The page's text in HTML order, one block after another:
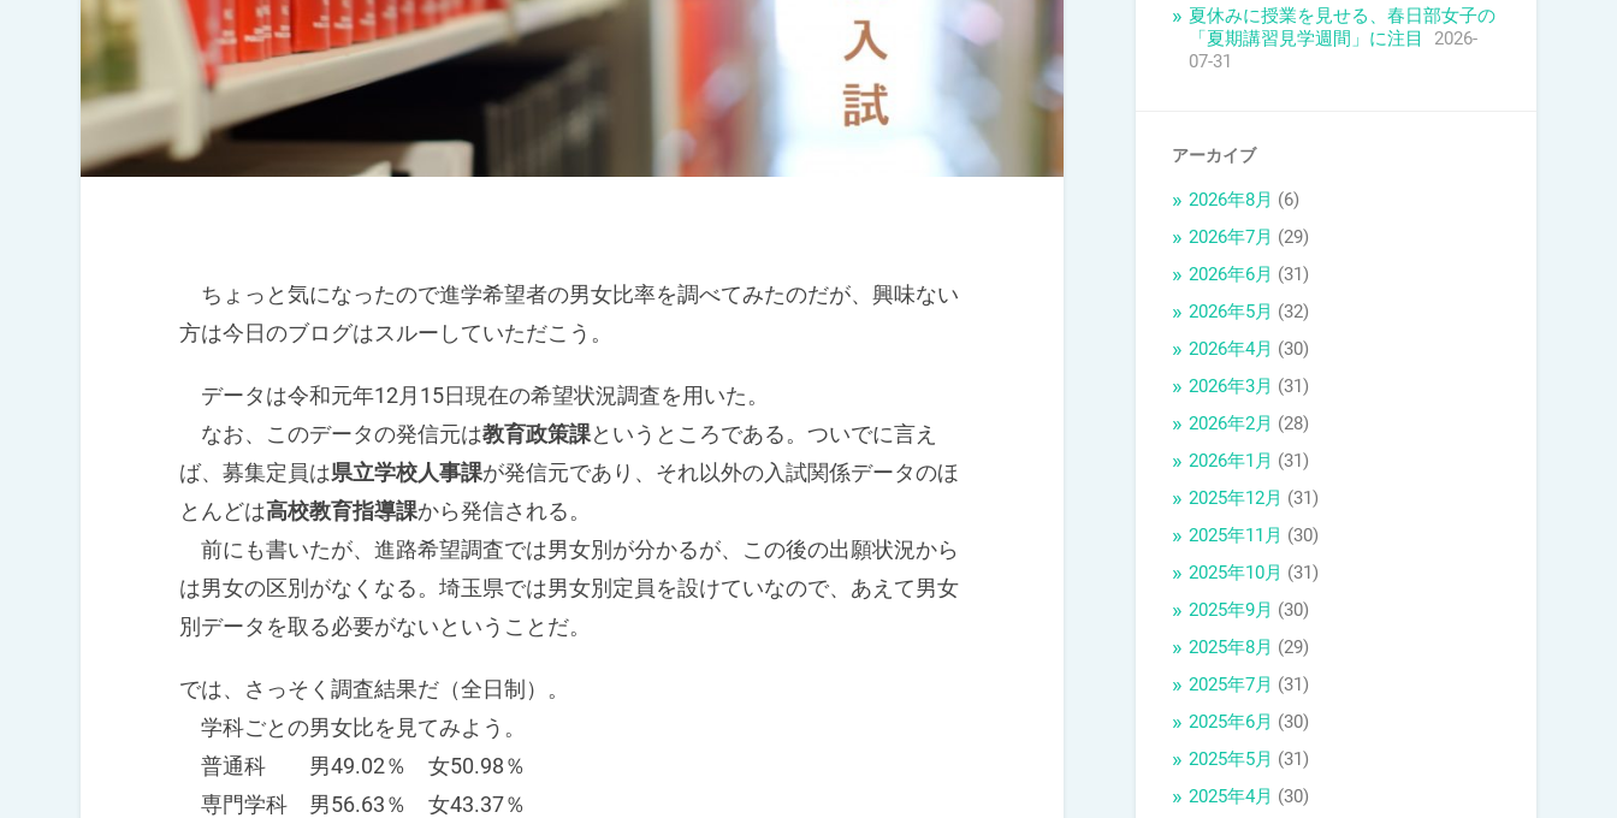
ちょっと気になったので進学希望者の男女比率を調べてみたのだが、興味ない
方は今日のブログはスルーしていただこう。
データは令和元年12月15日現在の希望状況調査を用いた。
なお、このデータの発信元は教育政策課というところである。ついでに言え
ば、募集定員は県立学校人事課が発信元であり、それ以外の入試関係データのほ
とんどは高校教育指導課から発信される。
前にも書いたが、進路希望調査では男女別が分かるが、この後の出願状況から
は男女の区別がなくなる。埼玉県では男女別定員を設けていなので、あえて男女
別データを取る必要がないということだ。
では、さっそく調査結果だ（全日制）。
学科ごとの男女比を見てみよう。
普通科 男49.02％ 女50.98％
専門学科 男56.63％ 女43.37％
夏休みに授業を見せる、春日部女子の
「夏期講習見学週間」に注目
2026-
07-31
アーカイブ
2026年8月 (6)
2026年7月 (29)
2026年6月 (31)
2026年5月 (32)
2026年4月 (30)
2026年3月 (31)
2026年2月 (28)
2026年1月 (31)
2025年12月 (31)
2025年11月 (30)
2025年10月 (31)
2025年9月 (30)
2025年8月 (29)
2025年7月 (31)
2025年6月 (30)
2025年5月 (31)
2025年4月 (30)